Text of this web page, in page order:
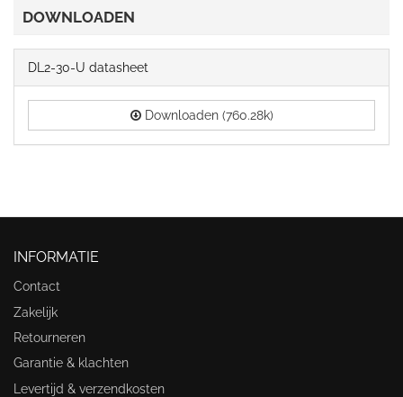
DOWNLOADEN
DL2-30-U datasheet
Downloaden (760.28k)
INFORMATIE
Contact
Zakelijk
Retourneren
Garantie & klachten
Levertijd & verzendkosten